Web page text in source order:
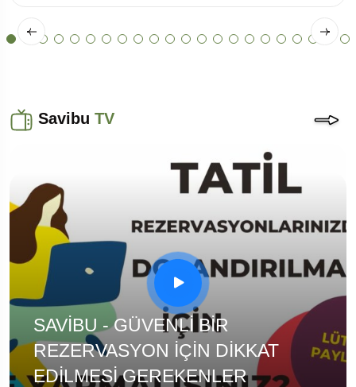
Savibu TV
SAVİBU - GÜVENLİ BİR
REZERVASYON İÇİN DİKKAT
EDİLMESİ GEREKENLER